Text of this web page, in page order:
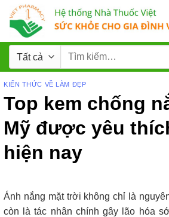
KIẾN THỨC VỀ LÀM ĐẸP
Top kem chống
Mỹ được yêu
hiện nay
Ánh nắng mặt trời không chỉ là
còn là tác nhân chính gây lão hóa